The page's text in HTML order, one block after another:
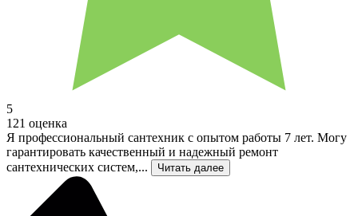
5
121 оценка
Я профессиональный сантехник с опытом работы 7 лет. Могу
гарантировать качественный и надежный ремонт
сантехнических систем,...
Читать далее